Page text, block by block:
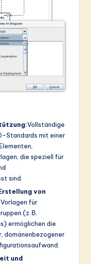
Vollständige
Standards mit einer
die speziell für
sind.
von
für
(z. B.
ermöglichen die
domänenbezogener
und